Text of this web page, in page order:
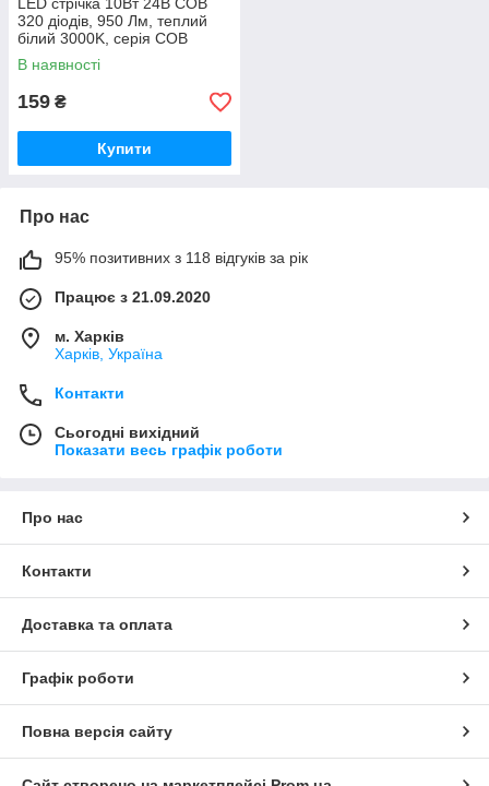
320 діодів, 950 Лм, теплий
білий 3000K, серія COB
Electro House by Rishang
В наявності
159 ₴
Купити
Про нас
95% позитивних з 118 відгуків за рік
Працює з 21.09.2020
м. Харків
Харків, Україна
Контакти
Сьогодні вихідний
Показати весь графік роботи
Про нас
Контакти
Доставка та оплата
Графік роботи
Повна версія сайту